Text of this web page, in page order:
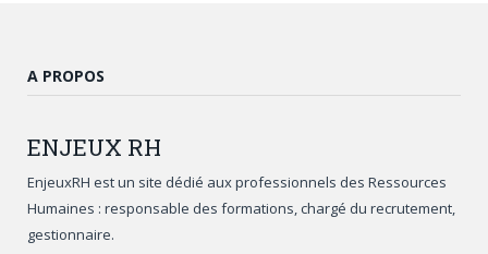
A PROPOS
ENJEUX RH
EnjeuxRH est un site dédié aux professionnels des Ressources
Humaines : responsable des formations, chargé du recrutement,
gestionnaire.